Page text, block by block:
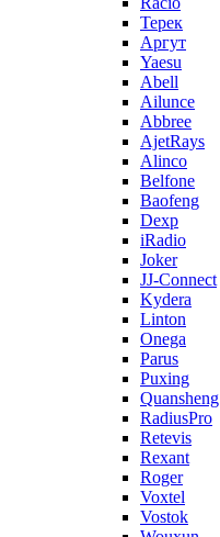
Терек
Аргут
Yaesu
Abell
Ailunce
Abbree
AjetRays
Alinco
Belfone
Baofeng
Dexp
iRadio
Joker
JJ-Connect
Kydera
Linton
Onega
Parus
Puxing
Quansheng
RadiusPro
Retevis
Rexant
Roger
Voxtel
Vostok